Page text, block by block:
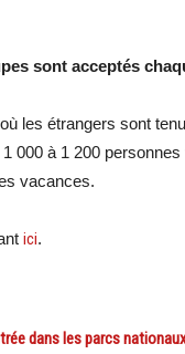
sont acceptés
les étrangers sont
000 à 1 200
vacances.
ici.
dans les parcs